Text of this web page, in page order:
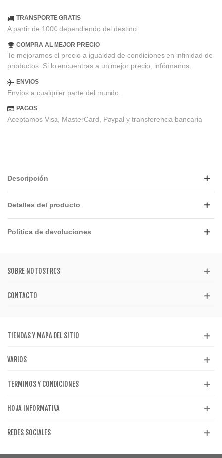
TRANSPORTE GRATIS
A partir de 100€ dependiendo del destino.
COMPRA AL MEJOR PRECIO
Te mejoramos el precio a igualdad de condiciones en infinidad de
productos. Si lo encuentras a un mejor precio, infórmanos.
ENVIOS
Envíos a cualquier parte del mundo.
PAGOS
Aceptamos Visa, MasterCard, Paypal y transferencia bancaria
Descripción
Detalles del producto
Politica de devoluciones
SOBRE NOTOSTROS
CONTACTO
TIENDAS Y MAPA DEL SITIO
VARIOS
TERMINOS Y CONDICIONES
HOJA INFORMATIVA
REDES SOCIALES